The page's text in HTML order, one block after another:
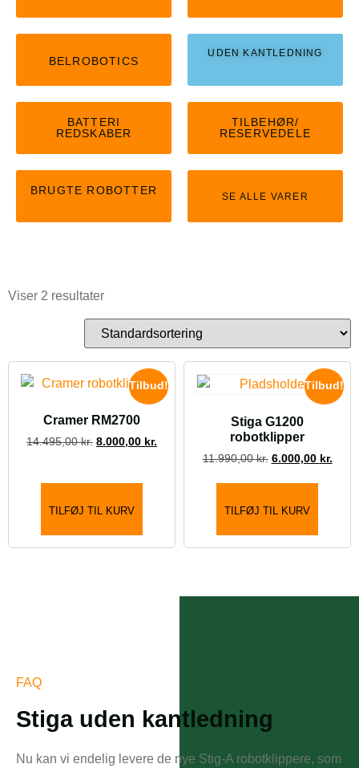
BELROBOTICS
UDEN KANTLEDNING
BATTERI
REDSKABER
TILBEHØR/
RESERVEDELE
BRUGTE ROBOTTER SE ALLE VARER
Viser 2 resultater
Tilbud!
Cramer RM2700
14.495,00kr. 8.000,00 kr.
TILFØJ TIL KURV
Tilbud!
Stiga G1200
robotklipper
11.990,00kr. 6.000,00 kr.
TILFØJ TIL KURV
FAQ
Stiga uden kantledning
Nu kan vi endelig levere de nye Stig-A robotklippere, som